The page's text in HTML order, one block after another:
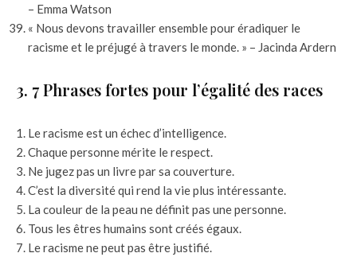
– Emma Watson
« Nous devons travailler ensemble pour éradiquer le
racisme et le préjugé à travers le monde. » – Jacinda Ardern
3. 7 Phrases fortes pour l’égalité des races
Le racisme est un échec d’intelligence.
Chaque personne mérite le respect.
Ne jugez pas un livre par sa couverture.
C’est la diversité qui rend la vie plus intéressante.
La couleur de la peau ne définit pas une personne.
Tous les êtres humains sont créés égaux.
Le racisme ne peut pas être justifié.